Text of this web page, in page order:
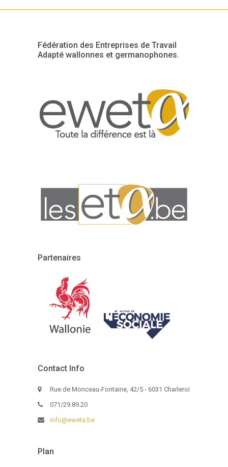
Fédération des Entreprises de Travail
Adapté wallonnes et germanophones.
Partenaires
Contact Info
Rue de Monceau-Fontaine, 42/5 - 6031 Charleroi
071/29.89.20
info@eweta.be
Plan